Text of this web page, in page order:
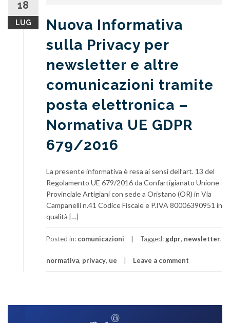
18
LUG
Nuova Informativa
sulla Privacy per
newsletter e altre
comunicazioni tramite
posta elettronica –
Normativa UE GDPR
679/2016
La presente informativa è resa ai sensi dell’art. 13 del
Regolamento UE 679/2016 da Confartigianato Unione
Provinciale Artigiani con sede a Oristano (OR) in Via
Campanelli n.41 Codice Fiscale e P.IVA 80006390951 in
qualità […]
Posted in: comunicazioni Tagged: gdpr, newsletter,
normativa, privacy, ue Leave a comment